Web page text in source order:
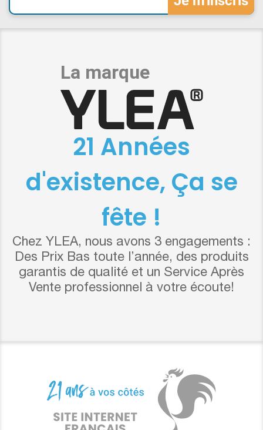
21 Années
d'existence, Ça se
fête !
Chez YLEA, nous avons 3 engagements :
Des Prix Bas toute l’année, des produits
garantis de qualité et un Service Après
Vente professionnel à votre écoute!